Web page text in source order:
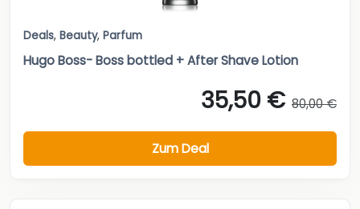
Deals, Beauty, Parfum
Hugo Boss- Boss bottled + After Shave Lotion
35,50 € 80,00 €
Zum Deal